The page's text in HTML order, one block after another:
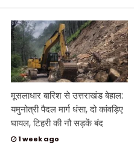
मूसलाधार बारिश से उत्तराखंड बेहाल:
यमुनोत्री पैदल मार्ग धंसा, दो कांवड़िए
घायल, टिहरी की नौ सड़कें बंद
1 week ago